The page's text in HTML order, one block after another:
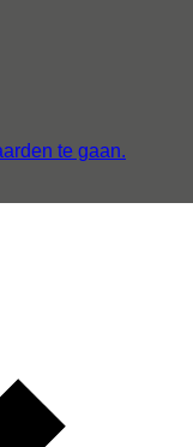
te gaan.